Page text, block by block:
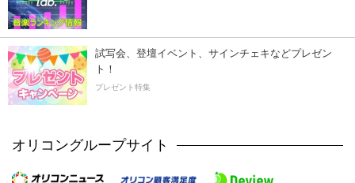
試写会、登壇イベント、サインチェキなどプレゼン
ト！
プレゼント特集
オリコングループサイト